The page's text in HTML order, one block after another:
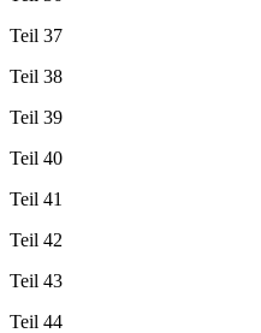
Teil 37
Teil 38
Teil 39
Teil 40
Teil 41
Teil 42
Teil 43
Teil 44